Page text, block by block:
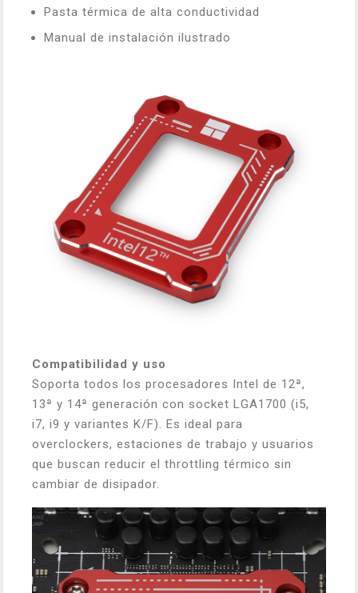
Pasta térmica de alta conductividad
Manual de instalación ilustrado
Compatibilidad y uso
Soporta todos los procesadores Intel de 12ª,
13ª y 14ª generación con socket LGA1700 (i5,
i7, i9 y variantes K/F). Es ideal para
overclockers, estaciones de trabajo y usuarios
que buscan reducir el throttling térmico sin
cambiar de disipador.